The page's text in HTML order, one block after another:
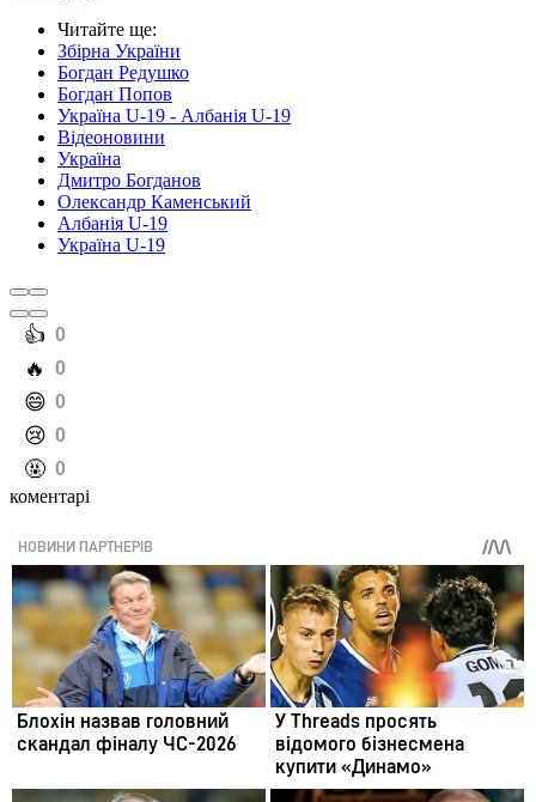
Читайте ще:
Збірна України
Богдан Редушко
Богдан Попов
Україна U-19 - Албанія U-19
Відеоновини
Україна
Дмитро Богданов
Олександр Каменський
Албанія U-19
Україна U-19
️👍 0
️🔥 0
️😄 0
️😢 0
️🤬 0
коментарі